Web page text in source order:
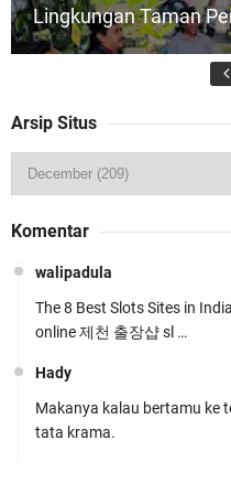
Lingkungan Taman
Gelar Apel Siaga
Polres Lombok Timur
Arsip Situs
Komentar
walipadula
The 8 Best Slots Sites in
online 제천 출장샵 sl …
Hady
Makanya kalau bertamu ke
tata krama.